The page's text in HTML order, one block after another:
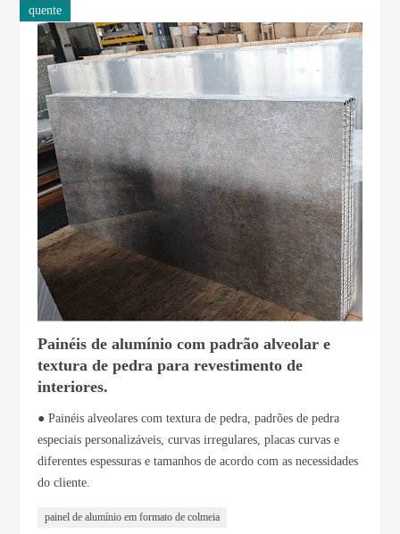
quente
Painéis de alumínio com padrão alveolar e
textura de pedra para revestimento de
interiores.
● Painéis alveolares com textura de pedra, padrões de pedra
especiais personalizáveis, curvas irregulares, placas curvas e
diferentes espessuras e tamanhos de acordo com as necessidades
do cliente.
painel de alumínio em formato de colmeia